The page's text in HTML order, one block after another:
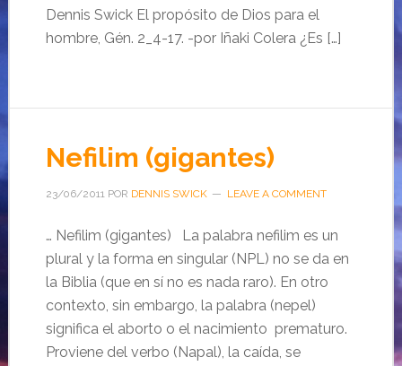
Dennis Swick El propósito de Dios para el
hombre, Gén. 2_4-17. -por Iñaki Colera ¿Es […]
Nefilim (gigantes)
23/06/2011POR DENNIS SWICK LEAVE A COMMENT
… Nefilim (gigantes) La palabra nefilim es un
plural y la forma en singular (NPL) no se da en
la Biblia (que en sí no es nada raro). En otro
contexto, sin embargo, la palabra (nepel)
significa el aborto o el nacimiento prematuro.
Proviene del verbo (Napal), la caída, se